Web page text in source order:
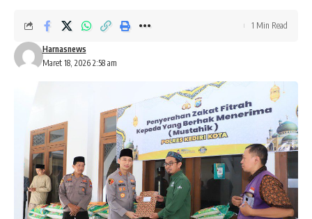
Maret 18, 2026 2:58 am
Harnasnews
1 Min Read